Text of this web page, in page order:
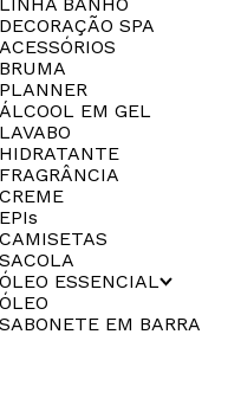
DECORAÇÃO SPA
ACESSÓRIOS
BRUMA
PLANNER
ÁLCOOL EM GEL
LAVABO
HIDRATANTE
FRAGRÂNCIA
CREME
EPIs
CAMISETAS
SACOLA
ÓLEO ESSENCIAL
ÓLEO
SABONETE EM BARRA